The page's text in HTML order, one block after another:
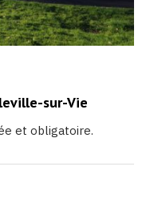
sur-Vie
et obligatoire.